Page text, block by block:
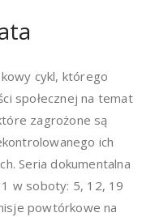
cykl, którego
społecznej na temat
zagrożone są
ich
Seria dokumentalna
w soboty: 5, 12, 19
powtórkowe na